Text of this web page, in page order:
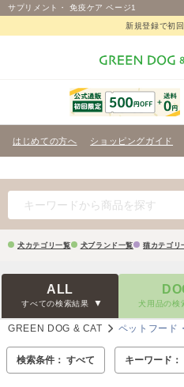
サプリメント・ 免疫ケア ページ1
新規登録で初
はじめての方へ ショッピングガイド
犬カテゴリ一覧 犬ブランド一覧 猫カテゴリ
ALL
すべての検索結果 犬用品の検
GREEN DOG & CAT ペットフード
検索条件： すべて キーワード